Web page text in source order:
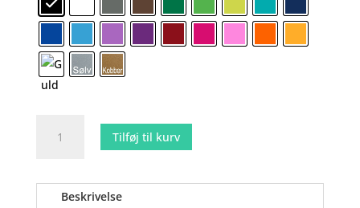
Sommerfugle
Dame
antal
Tilføj til kurv
Beskrivelse